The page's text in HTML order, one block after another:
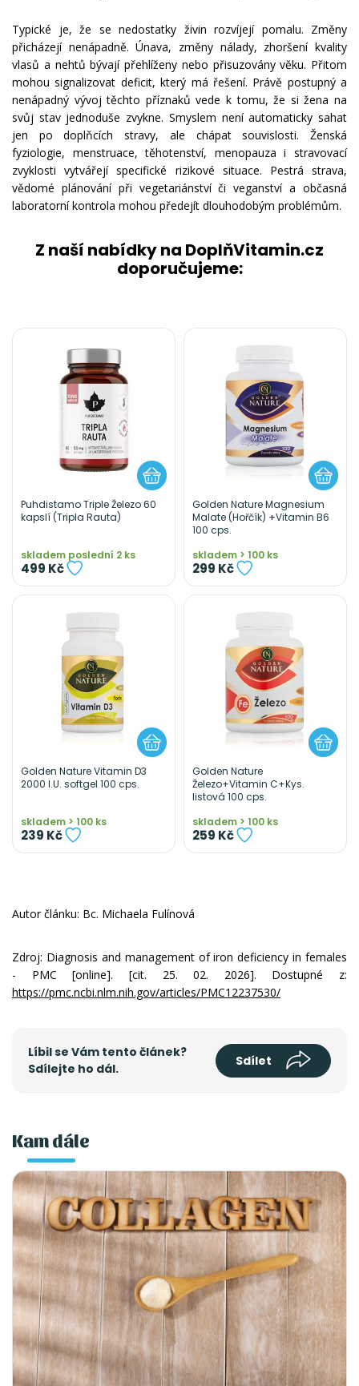
Typické je, že se nedostatky živin rozvíjejí pomalu. Změny
přicházejí nenápadně. Únava, změny nálady, zhoršení kvality
vlasů a nehtů bývají přehlíženy nebo přisuzovány věku. Přitom
mohou signalizovat deficit, který má řešení. Právě postupný a
nenápadný vývoj těchto příznaků vede k tomu, že si žena na
svůj stav jednoduše zvykne. Smyslem není automaticky sahat
jen po doplňcích stravy, ale chápat souvislosti. Ženská
fyziologie, menstruace, těhotenství, menopauza i stravovací
zvyklosti vytvářejí specifické rizikové situace. Pestrá strava,
vědomé plánování při vegetariánství či veganství a občasná
laboratorní kontrola mohou předejít dlouhodobým problémům.
Z naší nabídky na DoplňVitamin.cz
doporučujeme:
Puhdistamo Triple Železo 60
kapslí (Tripla Rauta)
skladem poslední 2 ks
499 Kč
Golden Nature Magnesium
Malate (Hořčík) +Vitamin B6
100 cps.
skladem > 100 ks
299 Kč
Golden Nature Vitamin D3
2000 I.U. softgel 100 cps.
skladem > 100 ks
239 Kč
Golden Nature
Železo+Vitamin C+Kys.
listová 100 cps.
skladem > 100 ks
259 Kč
Autor článku: Bc. Michaela Fulínová
Zdroj: Diagnosis and management of iron deficiency in females
- PMC [online]. [cit. 25. 02. 2026]. Dostupné z:
https://pmc.ncbi.nlm.nih.gov/articles/PMC12237530/
Líbil se Vám tento článek?
Sdílejte ho dál.
Sdílet
Kam dále